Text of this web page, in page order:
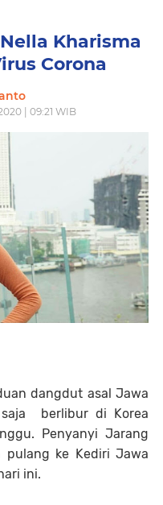
Kharisma
Corona
| 09:21 WIB
dangdut asal Jawa
saja berlibur di Korea
Penyanyi Jarang
pulang ke Kediri Jawa
ini.